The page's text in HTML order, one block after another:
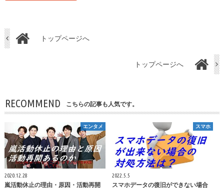
トップページへ
トップページへ
RECOMMEND こちらの記事も人気です。
エンタメ
2020.12.28
嵐活動休止の理由・原因・活動再開
スマホ
2022.5.5
スマホデータの復旧ができない場合